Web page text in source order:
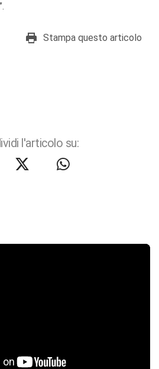
Stampa questo articolo
l'articolo su: